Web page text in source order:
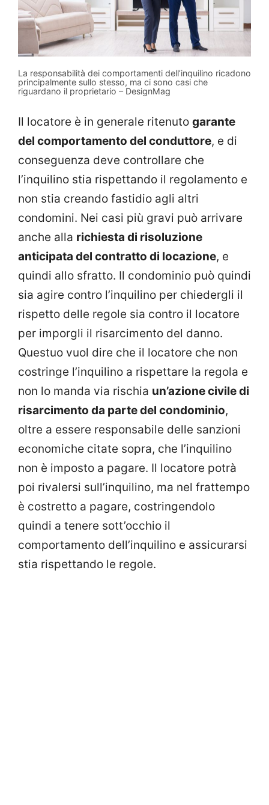
La responsabilità dei comportamenti dell’inquilino ricadono
principalmente sullo stesso, ma ci sono casi che
riguardano il proprietario – DesignMag
Il locatore è in generale ritenuto garante
del comportamento del conduttore, e di
conseguenza deve controllare che
l’inquilino stia rispettando il regolamento e
non stia creando fastidio agli altri
condomini. Nei casi più gravi può arrivare
anche alla richiesta di risoluzione
anticipata del contratto di locazione, e
quindi allo sfratto. Il condominio può quindi
sia agire contro l’inquilino per chiedergli il
rispetto delle regole sia contro il locatore
per imporgli il risarcimento del danno.
Questuo vuol dire che il locatore che non
costringe l’inquilino a rispettare la regola e
non lo manda via rischia un’azione civile di
risarcimento da parte del condominio,
oltre a essere responsabile delle sanzioni
economiche citate sopra, che l’inquilino
non è imposto a pagare. Il locatore potrà
poi rivalersi sull’inquilino, ma nel frattempo
è costretto a pagare, costringendolo
quindi a tenere sott’occhio il
comportamento dell’inquilino e assicurarsi
stia rispettando le regole.